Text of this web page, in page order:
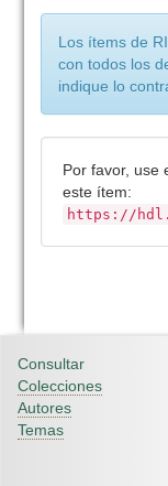
Los ítems de
con todos los
indique lo
Por favor, use
este ítem:
https://
Consultar
Colecciones
Autores
Temas